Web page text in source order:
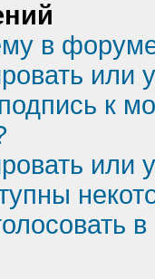
в
или
к
или